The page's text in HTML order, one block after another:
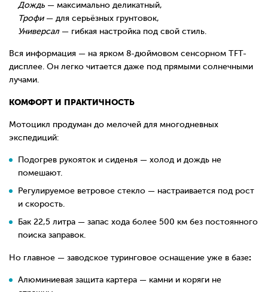
Дождь — максимально деликатный,
Трофи— для серьёзных грунтовок,
Универсал— гибкая настройка под свой стиль.
Вся информация — на ярком 8-дюймовом сенсорном TFT-
дисплее. Он легко читается даже под прямыми солнечными
лучами.
КОМФОРТ И ПРАКТИЧНОСТЬ
Мотоцикл продуман до мелочей для многодневных
экспедиций:
Подогрев рукояток и сиденья — холод и дождь не
помешают.
Регулируемое ветровое стекло — настраивается под рост
и скорость.
Бак 22,5 литра — запас хода более 500 км без постоянного
поиска заправок.
Но главное — заводское туринговое оснащение уже в базе:
Алюминиевая защита картера — камни и коряги не